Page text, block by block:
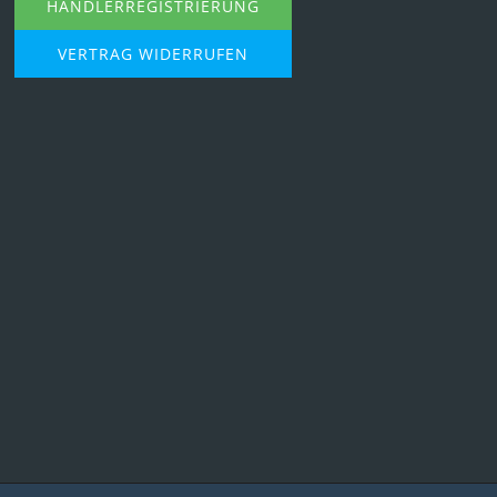
HÄNDLERREGISTRIERUNG
VERTRAG WIDERRUFEN